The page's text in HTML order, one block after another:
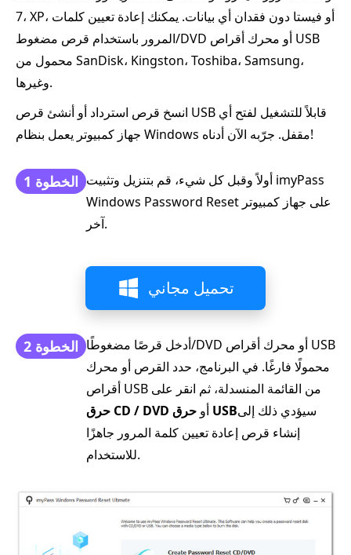
7، XP، أو فيستا دون فقدان أي بيانات. يمكنك إعادة تعيين كلمات
المرور باستخدام قرص مضغوط/DVD أو محرك أقراص USB
محمول من SanDisk، Kingston، Toshiba، Samsung،
وغيرها.
انسخ قرص استرداد أو أنشئ قرص USB قابلاً للتشغيل لفتح أي
جهاز كمبيوتر يعمل بنظام Windows مقفل. جرّبه الآن أدناه!
الخطوة 1 أولاً وقبل كل شيء، قم بتنزيل وتثبيت imyPass
Windows Password Reset على جهاز كمبيوتر
آخر.
تحميل مجاني
الخطوة 2 أدخل قرصًا مضغوطًا/DVD أو محرك أقراص USB
محمولًا فارغًا. في البرنامج، حدد القرص أو محرك
أقراص USB من القائمة المنسدلة، ثم انقر على
حرق CD / DVD
أو حرق USBسيؤدي ذلك إلى
إنشاء قرص إعادة تعيين كلمة المرور جاهزًا
للاستخدام.